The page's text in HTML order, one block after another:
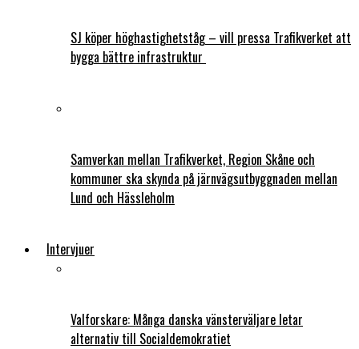
SJ köper höghastighetståg – vill pressa Trafikverket att
bygga bättre infrastruktur
Samverkan mellan Trafikverket, Region Skåne och
kommuner ska skynda på järnvägsutbyggnaden mellan
Lund och Hässleholm
Intervjuer
Valforskare: Många danska vänsterväljare letar
alternativ till Socialdemokratiet